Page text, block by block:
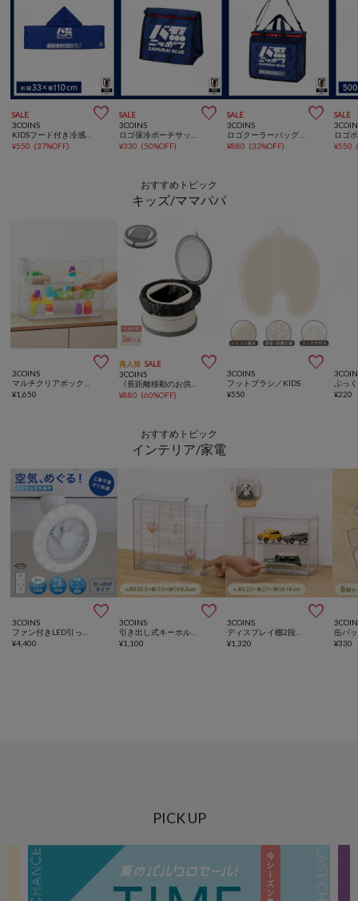
SALE 
3COINS
¥550 (37%OFF)
SALE 
3COINS
¥330 (50%OFF)
SALE 
3COINS
ロゴクーラーバッグ：Lサッカー日本代表ver.
¥880 (33%OFF)
SALE
¥550
おすすめトピック
キッズ/ママパパ

3COINS
¥1,650
再入荷 SALE 
3COINS
¥880 (60%OFF)

3COINS
フットブラシ／KIDS
¥550
ぷっ
¥220
おすすめトピック
インテリア/家電

3COINS
¥4,400

3COINS
¥1,100

3COINS
ディスプレイ棚2段／コレクション収納
¥1,320 ¥330
PICK UP